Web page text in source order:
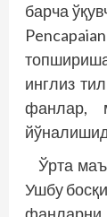
барча
инглиз
фанлар,
Ўрта
Ушбу